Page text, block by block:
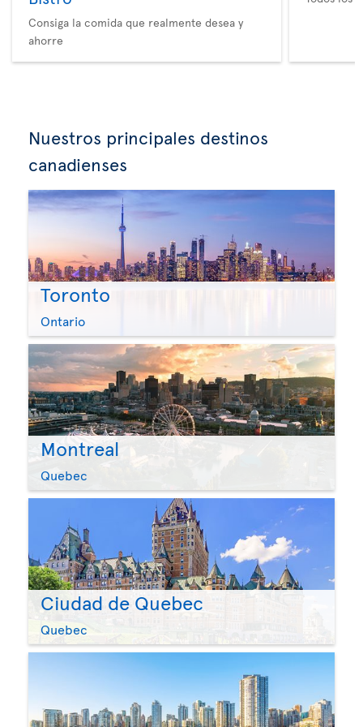
Consiga la comida que realmente desea y
ahorre
Nuestros principales destinos
canadienses
Toronto
Ontario
Montreal
Quebec
Ciudad de Quebec
Quebec